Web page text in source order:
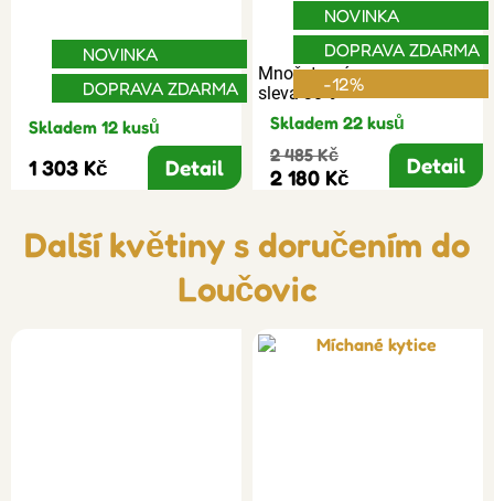
NOVINKA
DOPRAVA ZDARMA
Skladem 12 kusů
1 303 Kč Detail
Množstevní
sleva 30%
NOVINKA
DOPRAVA ZDARMA
-12%
Skladem 22 kusů
2 485 Kč
2 180 Kč Detail
Další květiny s doručením do
Loučovic